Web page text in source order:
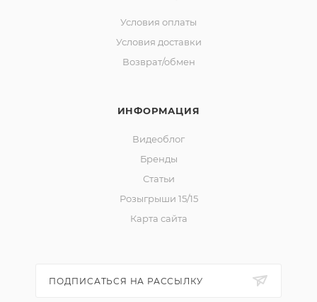
Условия оплаты
Условия доставки
Возврат/обмен
ИНФОРМАЦИЯ
Видеоблог
Бренды
Статьи
Розыгрыши 15/15
Карта сайта
ПОДПИСАТЬСЯ НА РАССЫЛКУ